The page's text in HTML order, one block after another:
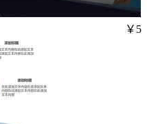
￥5